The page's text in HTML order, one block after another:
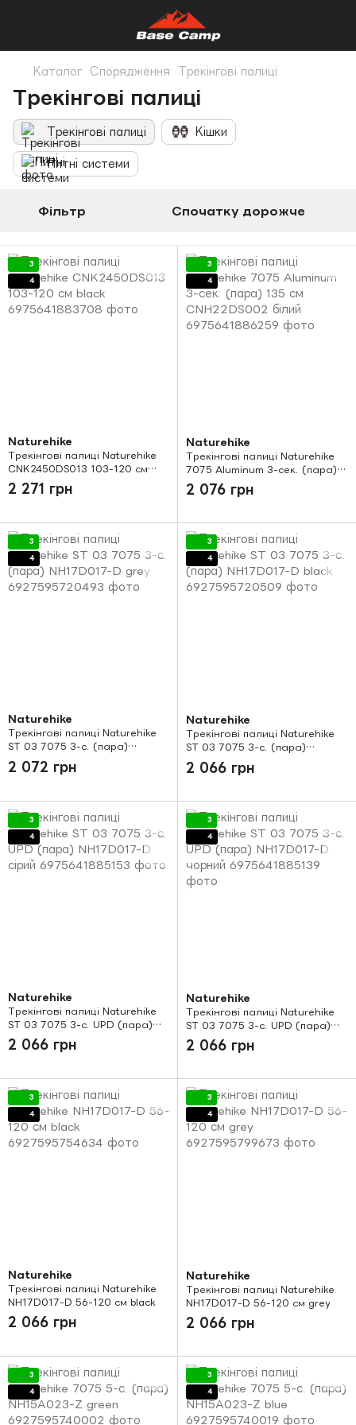
Каталог Спорядження Трекінгові палиці
Трекінгові палиці
Трекінгові палиці Кішки
Питні системи
Фільтр Спочатку дорожче
3
4
Naturehike
Трекінгові палиці Naturehike
CNK2450DS013 103-120 см
black
2 271 грн
3
4
Naturehike
Трекінгові палиці Naturehike
7075 Aluminum 3-сек. (пара)
135 см CNH22DS002 білий
2 076 грн
3
4
Naturehike
Трекінгові палиці Naturehike
ST 03 7075 3-с. (пара)
NH17D017-D grey
2 072 грн
3
4
Naturehike
Трекінгові палиці Naturehike
ST 03 7075 3-с. (пара)
NH17D017-D black
2 066 грн
3
4
Naturehike
Трекінгові палиці Naturehike
ST 03 7075 3-с. UPD (пара)
NH17D017-D сірий
2 066 грн
3
4
Naturehike
Трекінгові палиці Naturehike
ST 03 7075 3-с. UPD (пара)
NH17D017-D чорний
2 066 грн
3
4
Naturehike
Трекінгові палиці Naturehike
NH17D017-D 56-120 см black
2 066 грн
3
4
Naturehike
Трекінгові палиці Naturehike
NH17D017-D 56-120 см grey
2 066 грн
3
4
3
4